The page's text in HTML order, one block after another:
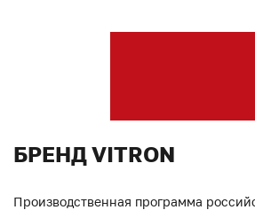
БРЕНД VITRON
Производственная программа